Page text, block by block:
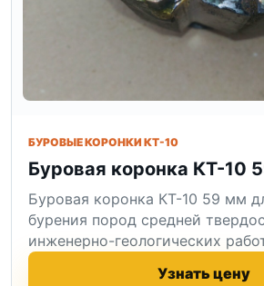
БУРОВЫЕ КОРОНКИ КТ-10
Буровая коронка КТ-10
Буровая коронка КТ-10 59 мм
бурения пород средней
инженерно-геологических
Узнать цену